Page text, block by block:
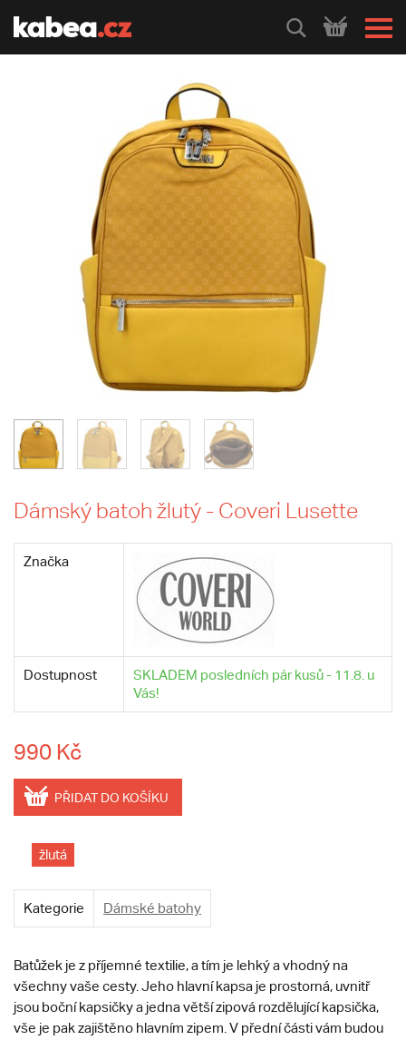
HLEDEJ
Dámský batoh žlutý - Coveri Lusette
Značka
Dostupnost
SKLADEM posledních pár kusů - 11.8. u
Vás!
990 Kč
PŘIDAT DO KOŠÍKU
žlutá
Kategorie Dámské batohy
Batůžek je z příjemné textilie, a tím je lehký a vhodný na
všechny vaše cesty. Jeho hlavní kapsa je prostorná, uvnitř
jsou boční kapsičky a jedna větší zipová rozdělující kapsička,
vše je pak zajištěno hlavním zipem. V přední části vám budou